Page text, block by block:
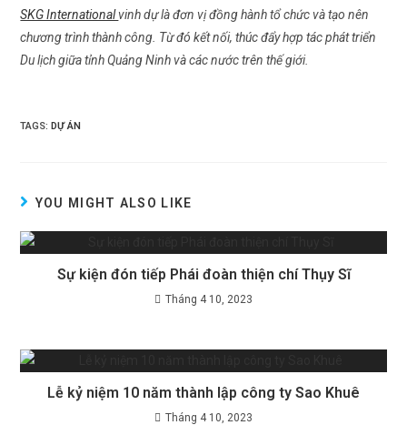
SKG Internationalvinh dự là đơn vị đồng hành tổ chức và tạo nên
chương trình thành công. Từ đó kết nối, thúc đẩy hợp tác phát triển
Du lịch giữa tỉnh Quảng Ninh và các nước trên thế giới.
TAGS:DỰ ÁN
YOU MIGHT ALSO LIKE
Sự kiện đón tiếp Phái đoàn thiện chí Thụy Sĩ
Tháng 4 10, 2023
Lễ kỷ niệm 10 năm thành lập công ty Sao Khuê
Tháng 4 10, 2023